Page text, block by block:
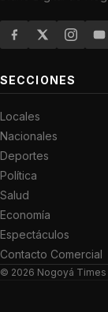
SECCIONES
Locales
Nacionales
Deportes
Política
Salud
Economía
Espectáculos
Contacto Comercial
© 2026 Nogoyá Times